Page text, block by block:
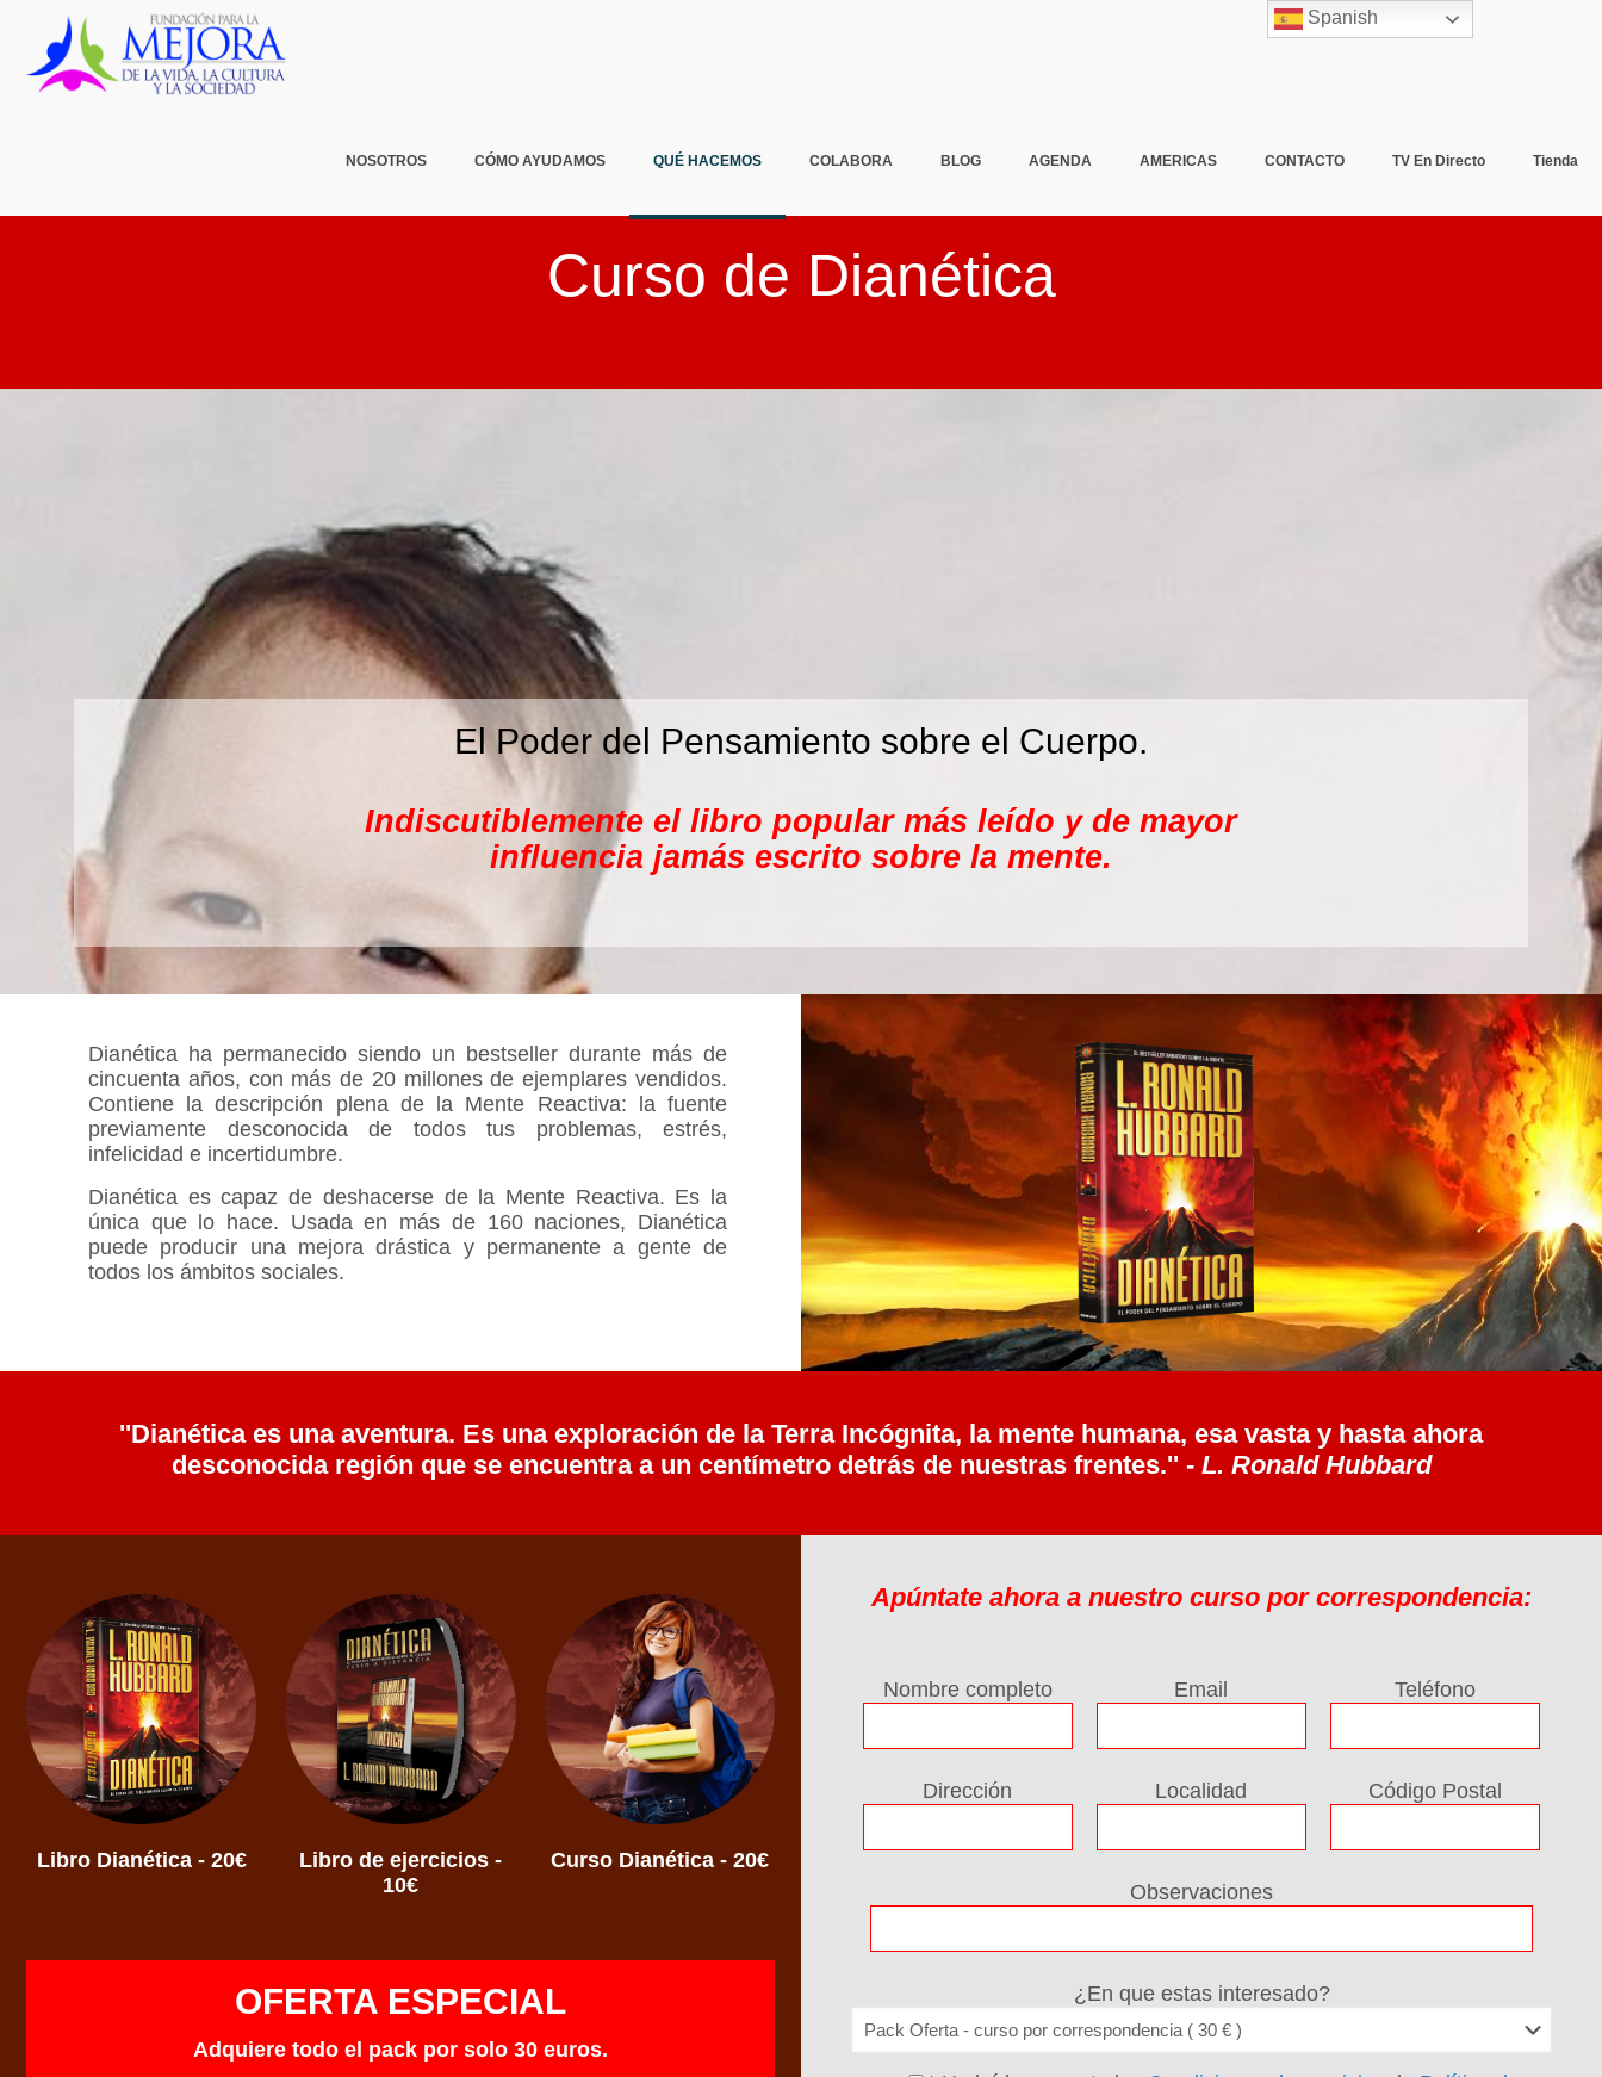
NOSOTROS CÓMO AYUDAMOS QUÉ HACEMOS COLABORA BLOG AGENDA AMERICAS CONTACTO TV En Directo Tienda
Curso de Dianética
El Poder del Pensamiento sobre el Cuerpo.
Indiscutiblemente el libro popular más leído y de mayor
influencia jamás escrito sobre la mente.
Dianética ha permanecido siendo un bestseller durante más de
cincuenta años, con más de 20 millones de ejemplares vendidos.
Contiene la descripción plena de la Mente Reactiva: la fuente
previamente desconocida de todos tus problemas, estrés,
infelicidad e incertidumbre.
Dianética es capaz de deshacerse de la Mente Reactiva. Es la
única que lo hace. Usada en más de 160 naciones, Dianética
puede producir una mejora drástica y permanente a gente de
todos los ámbitos sociales.
''Dianética es una aventura. Es una exploración de la Terra Incógnita, la mente humana, esa vasta y hasta ahora
desconocida región que se encuentra a un centímetro detrás de nuestras frentes.'' - L. Ronald Hubbard
Libro Dianética - 20€
Libro de ejercicios -
10€
Curso Dianética - 20€
OFERTA ESPECIAL
Adquiere todo el pack por solo 30 euros.
Apúntate ahora a nuestro curso por correspondencia:
Nombre completo Email Teléfono
Dirección Localidad Código Postal
Observaciones
¿En que estas interesado?
Spanish